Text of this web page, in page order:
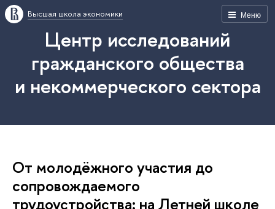
Меню
Высшая школа экономики
Центр исследований
гражданского общества
и некоммерческого сектора
От молодёжного участия до
сопровождаемого
трудоустройства: на Летней школе